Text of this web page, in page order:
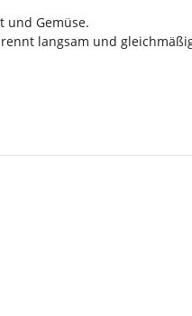
und Gemüse.
langsam und